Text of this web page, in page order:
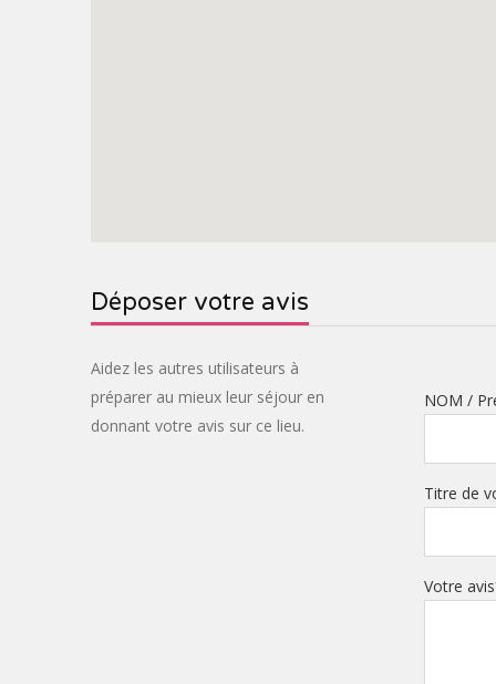
Déposer votre avis
Aidez les autres utilisateurs à
préparer au mieux leur séjour en
donnant votre avis sur ce lieu.
NOM /
Titre de
Votre avis